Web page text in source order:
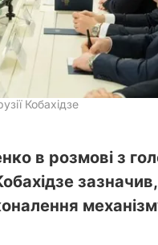
Кобахідзе
в розмові з